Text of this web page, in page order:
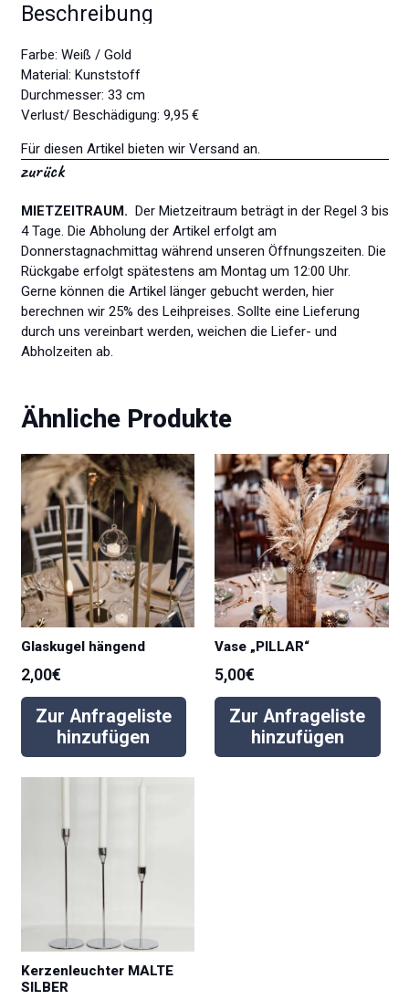
Beschreibung
Farbe: Weiß / Gold
Material: Kunststoff
Durchmesser: 33 cm
Verlust/ Beschädigung: 9,95 €
Für diesen Artikel bieten wir Versand an.
zurück
MIETZEITRAUM. Der Mietzeitraum beträgt in der Regel 3 bis
4 Tage. Die Abholung der Artikel erfolgt am
Donnerstagnachmittag während unseren Öffnungszeiten. Die
Rückgabe erfolgt spätestens am Montag um 12:00 Uhr.
Gerne können die Artikel länger gebucht werden, hier
berechnen wir 25% des Leihpreises. Sollte eine Lieferung
durch uns vereinbart werden, weichen die Liefer- und
Abholzeiten ab.
Ähnliche Produkte
Glaskugel hängend
2,00€
Zur Anfrageliste
hinzufügen
Vase „PILLAR“
5,00€
Zur Anfrageliste
hinzufügen
Kerzenleuchter MALTE
SILBER